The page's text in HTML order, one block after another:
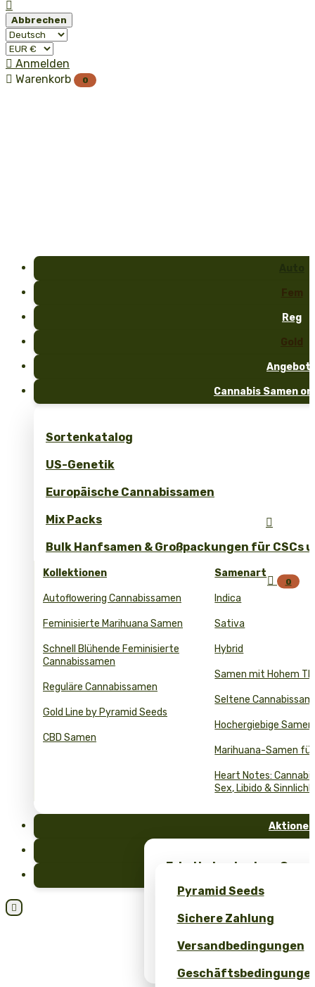

Abbrechen
 Anmelden
 Warenkorb 0
Fem
Reg
Gold
Cannabis Samen
Sortenkatalog
US-Genetik
Europäische Cannabissamen
Mix Packs
Bulk Hanfsamen & Großpackungen für CSCs
Kollektionen
Autoflowering Cannabissamen
Feminisierte Marihuana Samen
Schnell Blühende Feminisierte
Cannabissamen
Reguläre Cannabissamen
Gold Line by Pyramid Seeds
CBD Samen
Samenart
Indica
Sativa
Hybrid
Samen mit Hohem
Seltene
Hochergiebige Samen
Marihuana-Samen
Heart Notes:
Sex, Libido &
Aktionen
Erhalte kostenlose
Seeds!
Erhalten Sie 10 %
Pyramid Seeds
Sichere Zahlung
Versandbedingungen


 0